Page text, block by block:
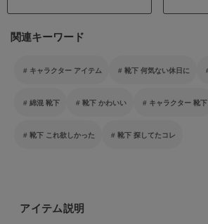
関連キーワード
キャラクター アイテム 靴下 何気ない休日に
綿混 靴下 靴下 かわいい キャラクター 靴下
靴下 これ欲しかった 靴下 探してたコレ
アイテム説明